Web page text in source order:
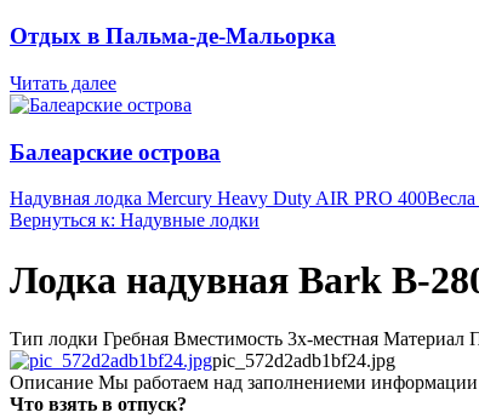
Отдых в Пальма-де-Мальорка
Читать далее
Балеарские острова
Надувная лодка Mercury Heavy Duty AIR PRO 400
Вернуться к: Надувные лодки
Лодка надувная Bark B-
Тип лодки Гребная Вместимость 3х-местная
pic_572d2adb1bf24.jpg
Описание Мы работаем над заполнениеми информации
Что взять в отпуск?